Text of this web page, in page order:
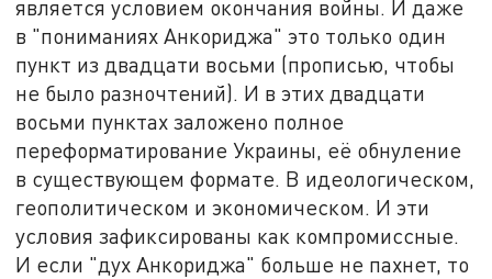
является условием окончания войны. И даже
в "пониманиях Анкориджа" это только один
пункт из двадцати восьми (прописью, чтобы
не было разночтений). И в этих двадцати
восьми пунктах заложено полное
переформатирование Украины, её обнуление
в существующем формате. В идеологическом,
геополитическом и экономическом. И эти
условия зафиксированы как компромиссные.
И если "дух Анкориджа" больше не пахнет, то